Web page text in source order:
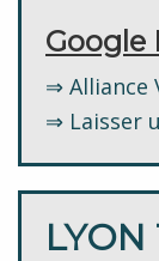
Google
⇒ Alliance
⇒ Laisser
LYON